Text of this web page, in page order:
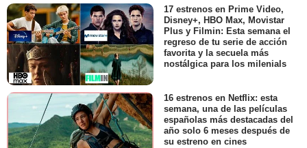
17 estrenos en Prime Video,
Disney+, HBO Max, Movistar
Plus y Filmin: Esta semana el
regreso de tu serie de acción
favorita y la secuela más
nostálgica para los milenials
16 estrenos en Netflix: esta
semana, una de las películas
españolas más destacadas del
año solo 6 meses después de
su estreno en cines